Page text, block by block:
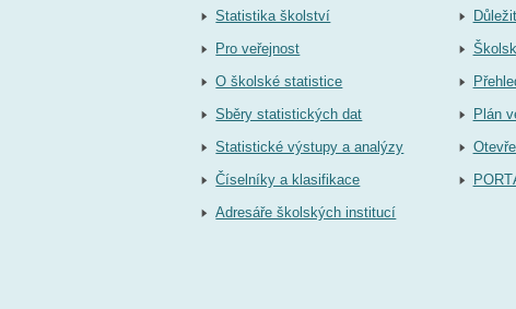
Statistika školství
Pro veřejnost
O školské statistice
Sběry statistických dat
Statistické výstupy a analýzy
Číselníky a klasifikace
Adresáře školských institucí
Plán